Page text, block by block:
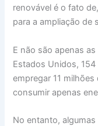
renovável é o fato
para a ampliação de
E não são apenas
Estados Unidos,
empregar 11
consumir apenas
No entanto,